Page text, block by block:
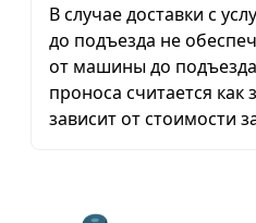
В случае доставки с
до подъезда не
от машины до
проноса считается как
зависит от стоимости